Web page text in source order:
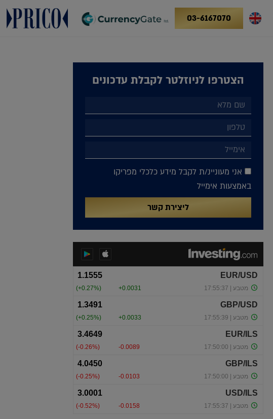
03-6167070
הצטרפו לניוזלטר לקבלת עדכונים
אני מעוניינ/ת לקבל מידע כלכלי מפריקו
באמצעות אימייל
ליצירת קשר